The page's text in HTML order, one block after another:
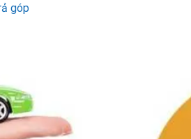
góp